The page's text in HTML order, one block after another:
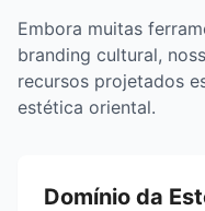
Embora muitas
branding cultural,
recursos projetados
estética oriental.
Domínio da